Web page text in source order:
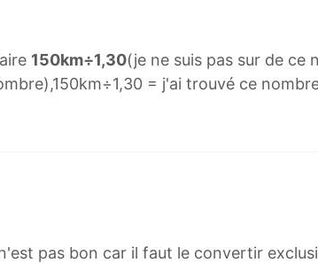
150km÷1,30(je ne suis pas sur de ce
= j'ai trouvé ce
pas bon car il faut le convertir